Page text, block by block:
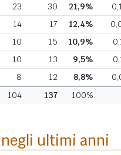
23 30 21,9%
14 17 12,4%
10 15 10,9%
10 13 9,5%
8 12 8,8%
104 137 100%
ultimi anni